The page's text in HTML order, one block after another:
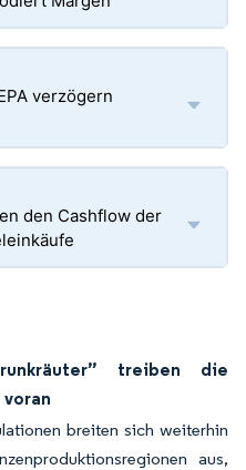
verzögern
den Cashflow der
treiben die
breiten sich weiterhin
aus,